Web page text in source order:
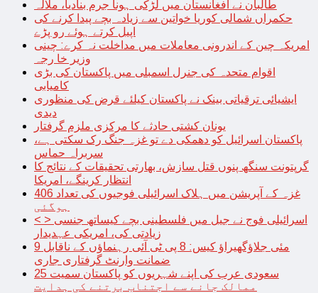
طالبان نے افغانستان میں لڑکی ہونا جرم بنادیا، ملالہ
حکمراں شمالی کوریا خواتین سے زیادہ بچے پیدا کرنے کی
اپیل کرتے ہوئے رو پڑے
امریکہ چین کے اندرونی معاملات میں مداخلت نہ کرے: چینی
وزیر خا رجہ
اقوام متحدہ کی جنرل اسمبلی میں پاکستان کی بڑی
کامیابی
ایشیائی ترقیاتی بینک نے پاکستان کیلئے قرض کی منظوری
دیدی
یونان کشتی حادثے کا مرکزی ملزم گرفتار
پاکستان اسرائیل کو دھمکی دے تو غزہ جنگ رک سکتی ہے،
سربراہ حماس
گرپتونت سنگھ پنوں قتل سازش، بھارتی تحقیقات کے نتائج کا
انتظار کرینگے، امریکا
غزہ کے آپریشن میں ہلاک اسرائیلی فوجیوں کی تعداد 406
ہوگئی
< > اسرائیلی فوج نے جیل میں فلسطینی بچے کیساتھ جنسی
زیادتی کی، امریکی عہدیدار
9 مئی جلاؤگھیراؤ کیس: 8 پی ٹی آئی رہنماؤں کے ناقابل
ضمانت وارنٹ گرفتاری جاری
سعودی عرب کی اپنے شہریوں کو پاکستان سمیت 25
ممالک جانے سے اجتناب برتنے کی ہدایت